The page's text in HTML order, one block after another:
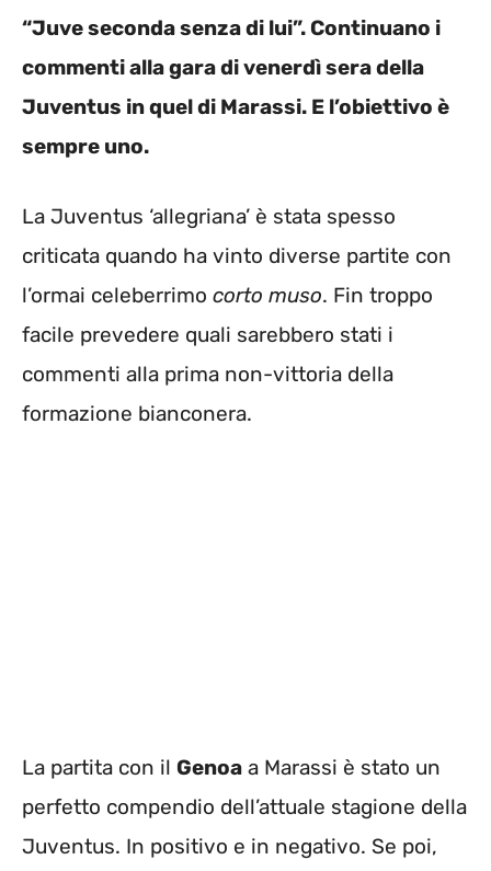
“Juve seconda senza di lui”. Continuano i
commenti alla gara di venerdì sera della
Juventus in quel di Marassi. E l’obiettivo è
sempre uno.
La Juventus ‘allegriana’ è stata spesso
criticata quando ha vinto diverse partite con
l’ormai celeberrimo corto muso. Fin troppo
facile prevedere quali sarebbero stati i
commenti alla prima non-vittoria della
formazione bianconera.
La partita con il Genoa a Marassi è stato un
perfetto compendio dell’attuale stagione della
Juventus. In positivo e in negativo. Se poi,